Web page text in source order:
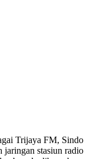
Trijaya FM, Sindo
jaringan stasiun radio